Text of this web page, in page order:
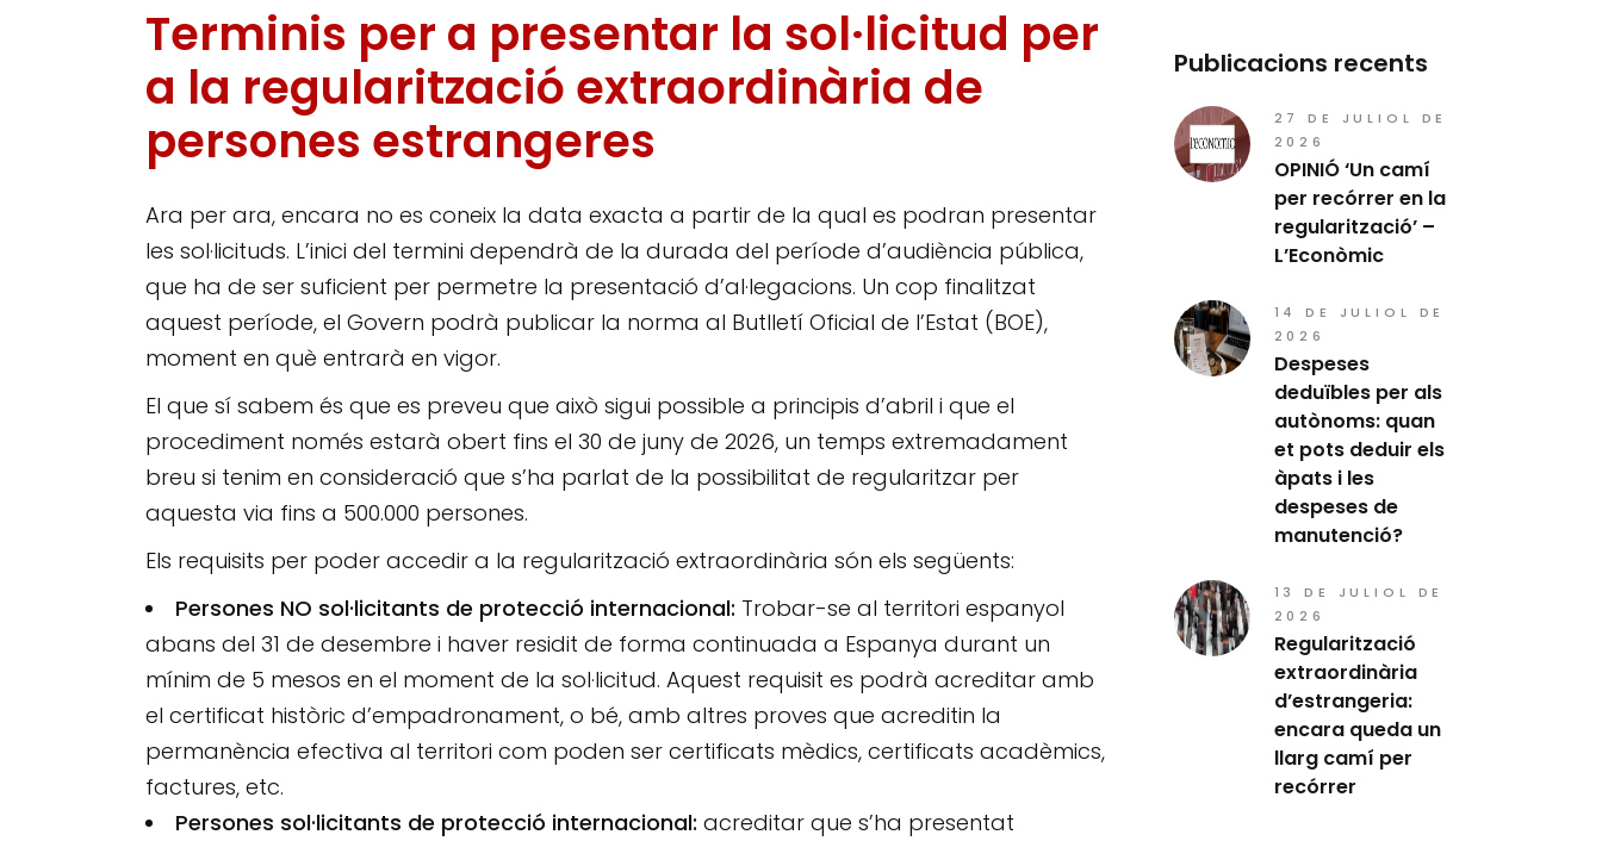
Terminis per a presentar la sol·licitud per
a la regularització extraordinària de
persones estrangeres
Ara per ara, encara no es coneix la data exacta a partir de la qual es podran presentar
les sol·licituds. L’inici del termini dependrà de la durada del període d’audiència pública,
que ha de ser suficient per permetre la presentació d’al·legacions. Un cop finalitzat
aquest període, el Govern podrà publicar la norma al Butlletí Oficial de l’Estat (BOE),
moment en què entrarà en vigor.
El que sí sabem és que es preveu que això sigui possible a principis d’abril i que el
procediment només estarà obert fins el 30 de juny de 2026, un temps extremadament
breu si tenim en consideració que s’ha parlat de la possibilitat de regularitzar per
aquesta via fins a 500.000 persones.
Els requisits per poder accedir a la regularització extraordinària són els següents:
Persones NO sol·licitants de protecció internacional: Trobar-se al territori espanyol
abans del 31 de desembre i haver residit de forma continuada a Espanya durant un
mínim de 5 mesos en el moment de la sol·licitud. Aquest requisit es podrà acreditar amb
el certificat històric d’empadronament, o bé, amb altres proves que acreditin la
permanència efectiva al territori com poden ser certificats mèdics, certificats acadèmics,
factures, etc.
Persones sol·licitants de protecció internacional: acreditar que s’ha presentat
Publicacions recents
27 DE JULIOL DE
2026
OPINIÓ ‘Un camí
per recórrer en la
regularització’ –
L’Econòmic
14 DE JULIOL DE
2026
Despeses
deduïbles per als
autònoms: quan
et pots deduir els
àpats i les
despeses de
manutenció?
13 DE JULIOL DE
2026
Regularització
extraordinària
d’estrangeria:
encara queda un
llarg camí per
recórrer